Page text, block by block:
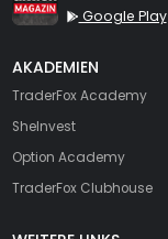
Google Play
AKADEMIEN
TraderFox Academy
SheInvest
Option Academy
TraderFox Clubhouse